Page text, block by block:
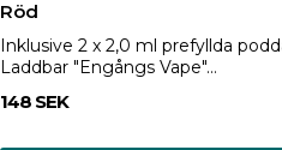
Röd
Inklusive 2 x 2,0 ml prefyllda
Laddbar "Engångs Vape"…
148 SEK